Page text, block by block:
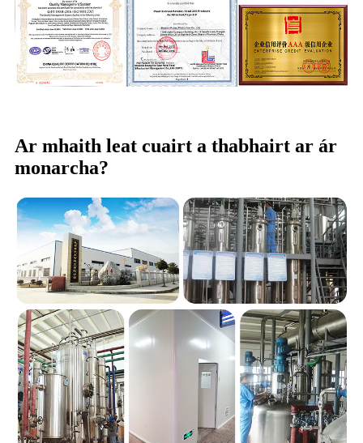
Ar mhaith leat cuairt a thabhairt ar ár
monarcha?